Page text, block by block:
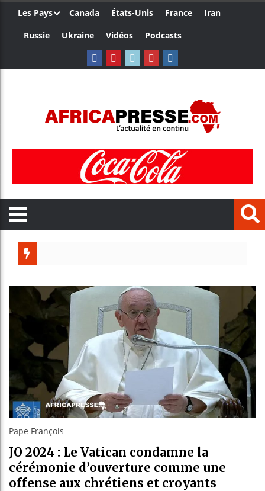
Les Pays Canada États-Unis France
Iran
Russie
Ukraine Vidéos Podcasts
Bénin :
Aliko
Pape François
JO 2024 : Le Vatican condamne la
cérémonie d’ouverture comme une
offense aux chrétiens et croyants